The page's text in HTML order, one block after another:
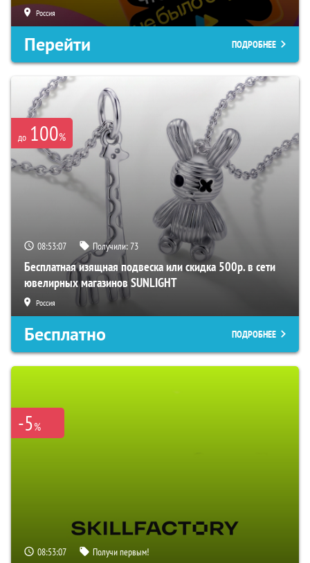
Россия
Перейти ПОДРОБНЕЕ
до 100%
08:53:06 Получили:73
Бесплатная изящная подвеска или скидка 500р. в сети
ювелирных магазинов SUNLIGHT
Россия
Бесплатно ПОДРОБНЕЕ
-5%
08:53:06 Получи первым!